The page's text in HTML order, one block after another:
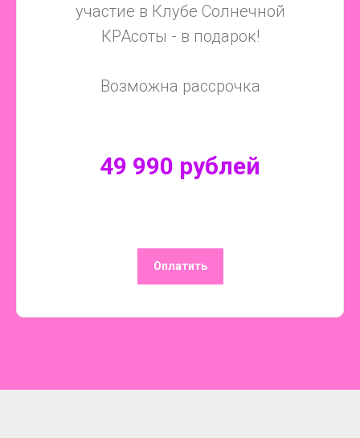
участие в Клубе Солнечной
КРАсоты - в подарок!
Возможна рассрочка
49 990 рублей
Оплатить